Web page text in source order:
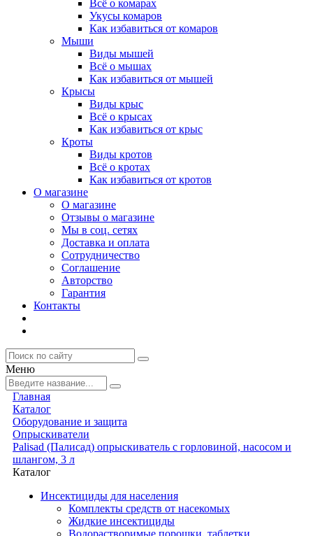
Всё о комарах
Укусы комаров
Как избавиться от комаров
Мыши
Виды мышей
Всё о мышах
Как избавиться от мышей
Крысы
Виды крыс
Всё о крысах
Как избавиться от крыс
Кроты
Виды кротов
Всё о кротах
Как избавиться от кротов
О магазине
О магазине
Отзывы о магазине
Мы в соц. сетях
Доставка и оплата
Сотрудничество
Соглашение
Авторство
Гарантия
Контакты
Меню
Главная
Каталог
Оборудование и защита
Опрыскиватели
Palisad (Палисад) опрыскиватель с горловиной, насосом и
шлангом, 3 л
Каталог
Инсектициды для населения
Комплекты средств от насекомых
Жидкие инсектициды
Водорастворимые порошки, таблетки